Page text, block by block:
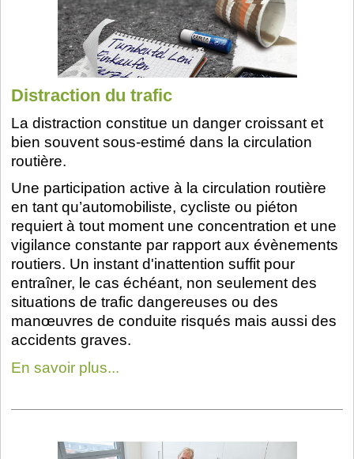
Distraction du trafic
La distraction constitue un danger croissant et
bien souvent sous-estimé dans la circulation
routière.
Une participation active à la circulation routière
en tant qu’automobiliste, cycliste ou piéton
requiert à tout moment une concentration et une
vigilance constante par rapport aux évènements
routiers. Un instant d'inattention suffit pour
entraîner, le cas échéant, non seulement des
situations de trafic dangereuses ou des
manœuvres de conduite risqués mais aussi des
accidents graves.
En savoir plus...